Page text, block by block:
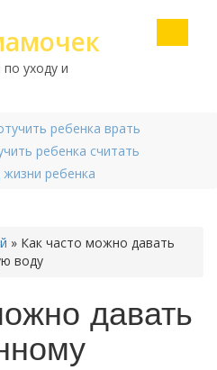
уходу и
ребенка врать
ребенка считать
жизни ребенка
» Как часто можно давать
воду
давать